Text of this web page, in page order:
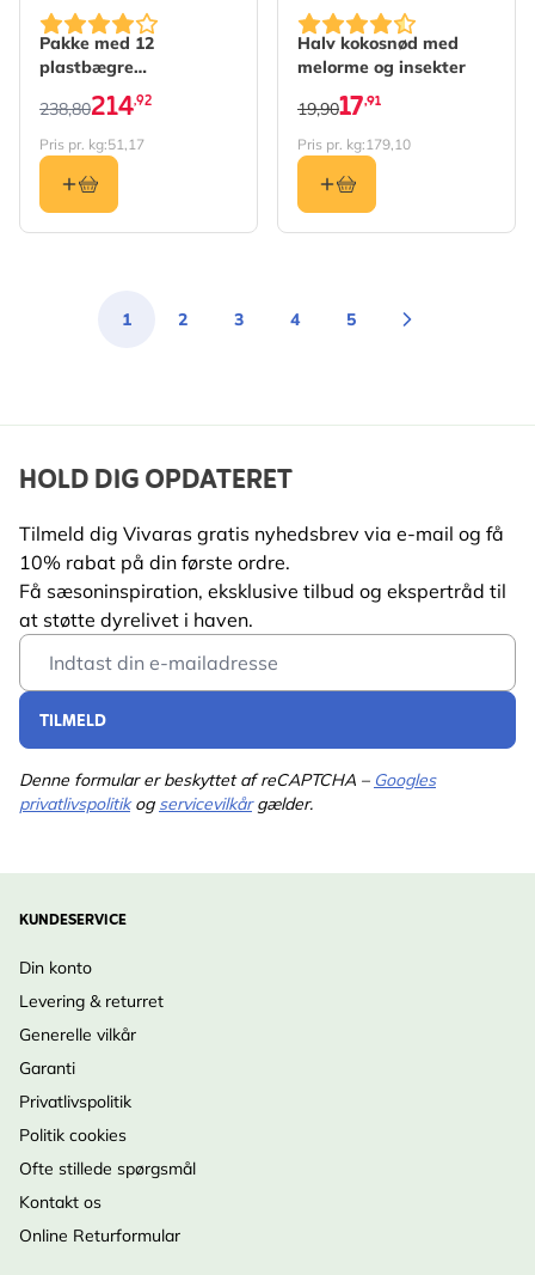
Pakke med 12
plastbægre
jordnøddesmør til fugle
The price depends on the options chosen on the
238,80214,92
Pris pr. kg:51,17
Halv kokosnød med
melorme og insekter
17,91
19,90
Pris pr. kg:179,10
Du læser i øjeblikket side
1 Side
2 Side
3 Side
4 Side
5
HOLD DIG OPDATERET
Tilmeld dig Vivaras gratis nyhedsbrev via e-mail og få
10% rabat på din første ordre.
Få sæsoninspiration, eksklusive tilbud og ekspertråd til
at støtte dyrelivet i haven.
Email Address
TILMELD
Denne formular er beskyttet af reCAPTCHA – Googles
privatlivspolitikog servicevilkårgælder.
KUNDESERVICE
Din konto
Levering & returret
Generelle vilkår
Garanti
Privatlivspolitik
Politik cookies
Ofte stillede spørgsmål
Kontakt os
Online Returformular